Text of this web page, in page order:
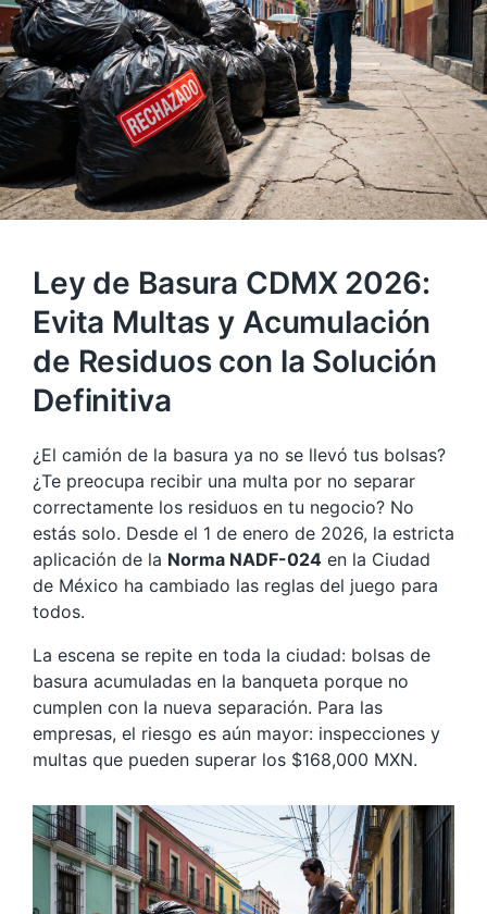
Ley de Basura CDMX 2026:
Evita Multas y Acumulación
de Residuos con la Solución
Definitiva
¿El camión de la basura ya no se llevó tus bolsas?
¿Te preocupa recibir una multa por no separar
correctamente los residuos en tu negocio? No
estás solo. Desde el 1 de enero de 2026, la estricta
aplicación de la Norma NADF-024 en la Ciudad
de México ha cambiado las reglas del juego para
todos.
La escena se repite en toda la ciudad: bolsas de
basura acumuladas en la banqueta porque no
cumplen con la nueva separación. Para las
empresas, el riesgo es aún mayor: inspecciones y
multas que pueden superar los $168,000 MXN.